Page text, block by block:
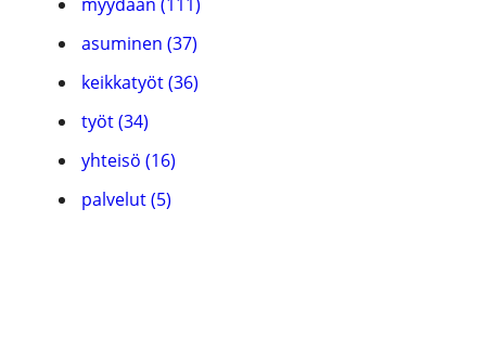
asuminen (37)
keikkatyöt (36)
työt (34)
yhteisö (16)
palvelut (5)